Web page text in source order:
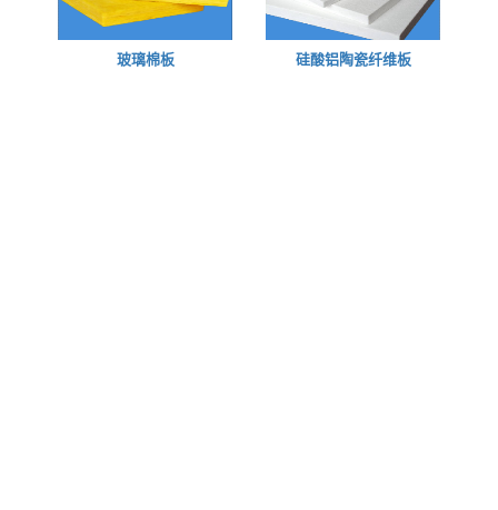
玻璃棉板 硅酸铝陶瓷纤维板